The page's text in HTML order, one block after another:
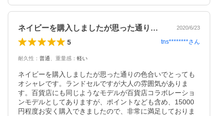
ネイビーを購入しましたが思った通りの色… 2020/6/23
5 tns********さん
耐久性 ： 普通 重量感 ： 軽い
ネイビーを購入しましたが思った通りの色合いでとっても
オシャレです。ランドセルですが大人の雰囲気がありま
す。百貨店にも同じようなモデルが百貨店コラボレーショ
ンモデルとしてありますが、ポイントなども含め、15000
円程度お安く購入できましたので、非常に満足しておりま